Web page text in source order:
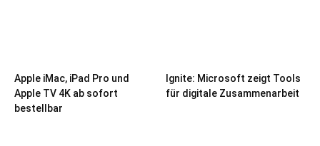
Apple iMac, iPad Pro und
Apple TV 4K ab sofort
bestellbar
Ignite: Microsoft zeigt Tools
für digitale Zusammenarbeit